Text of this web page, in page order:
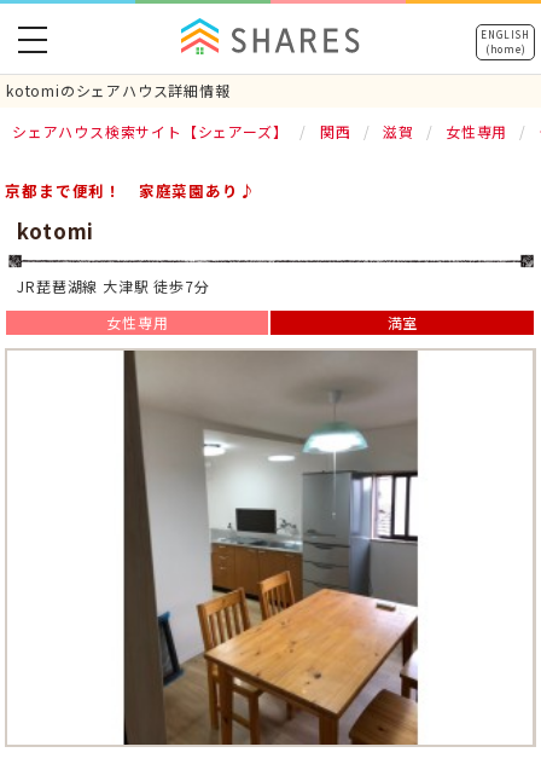
ENGLISH
(home)
kotomiのシェアハウス詳細情報
toggle
navigation
シェアハウス検索サイト【シェアーズ】 関西 滋賀 女性専用
京都まで便利！ 家庭菜園あり♪
kotomi
JR琵琶湖線 大津駅 徒歩7分
女性専用
満室